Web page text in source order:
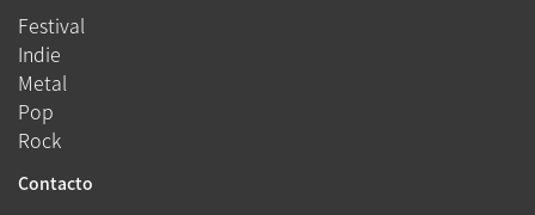
Festival
Indie
Metal
Pop
Rock
Contacto